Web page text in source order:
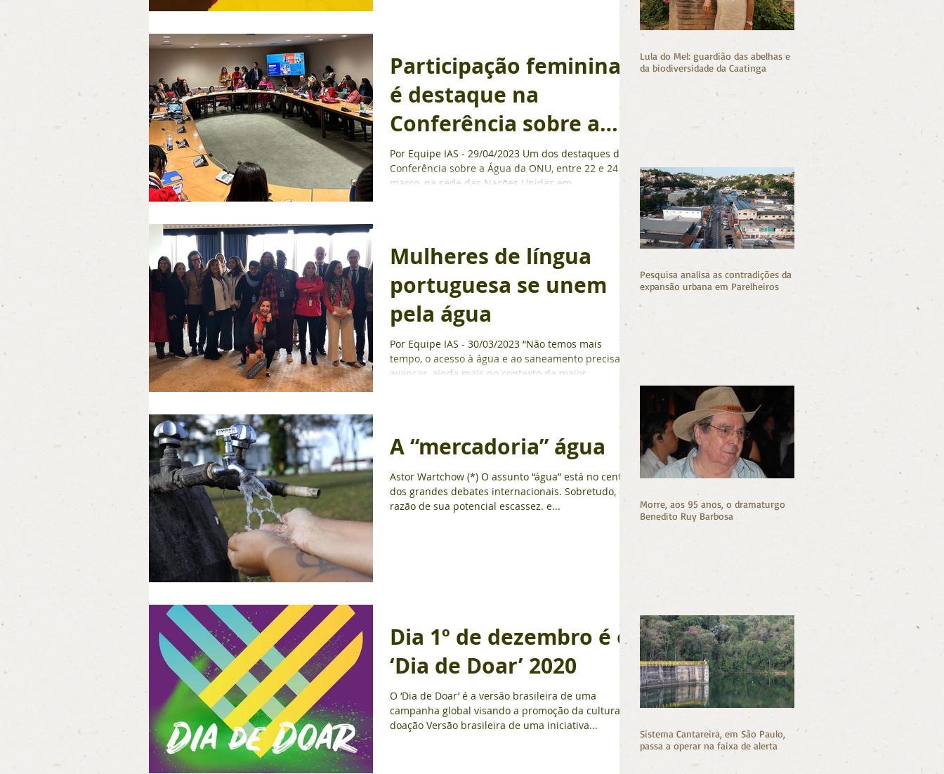
Participação feminina
é destaque na
Conferência sobre a
Água
Por Equipe IAS - 29/04/2023 Um dos destaques da
Conferência sobre a Água da ONU, entre 22 e 24 de
março, na sede das Nações Unidas em...
Mulheres de língua
portuguesa se unem
pela água
Por Equipe IAS - 30/03/2023 “Não temos mais
tempo, o acesso à água e ao saneamento precisa
avançar, ainda mais no contexto da maior...
A “mercadoria” água
Astor Wartchow (*) O assunto “água” está no centro
dos grandes debates internacionais. Sobretudo, em
razão de sua potencial escassez. e...
Dia 1º de dezembro é o
‘Dia de Doar’ 2020
O ‘Dia de Doar’ é a versão brasileira de uma
campanha global visando a promoção da cultura da
doação Versão brasileira de uma iniciativa...
Lula do Mel: guardião das abelhas e
da biodiversidade da Caatinga
Pesquisa analisa as contradições da
expansão urbana em Parelheiros
Morre, aos 95 anos, o dramaturgo
Benedito Ruy Barbosa
Sistema Cantareira, em São Paulo,
passa a operar na faixa de alerta